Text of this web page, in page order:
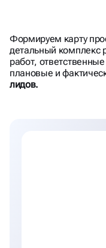
СЧИТАЕМ
МЕСЯЦ.
Формируем карту
детальный комплекс
работ,
плановые и
лидов.